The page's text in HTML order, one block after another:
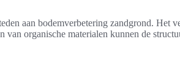
aan bodemverbetering zandgrond. Het
organische materialen kunnen de